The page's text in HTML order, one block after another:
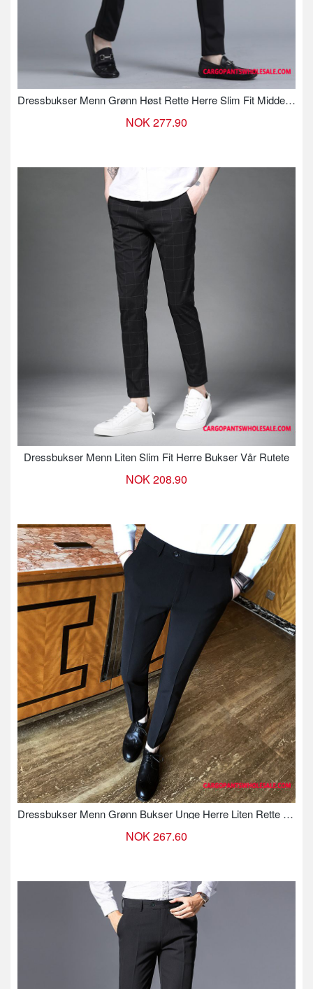
Dressbukser Menn Grønn Høst Rette Herre Slim Fit Middelaldrende Bukser
NOK 277.90
Dressbukser Menn Liten Slim Fit Herre Bukser Vår Rutete
NOK 208.90
Dressbukser Menn Grønn Bukser Unge Herre Liten Rette Dress
NOK 267.60